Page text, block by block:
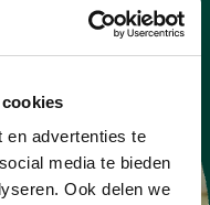
en advertenties te
media te bieden
Ook delen we